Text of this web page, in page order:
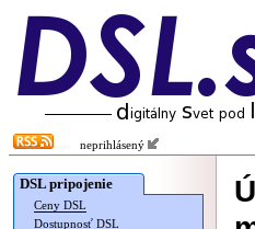
neprihlásený
DSL pripojenie
Ceny DSL
Dostupnosť DSL